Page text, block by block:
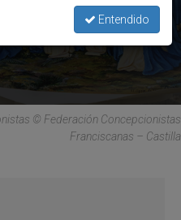
© Federación Concepcionistas
Franciscanas – Castilla
Entendido